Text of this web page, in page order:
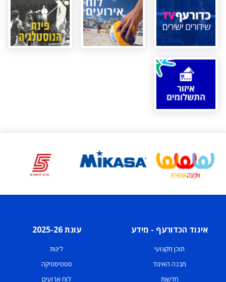
איגוד הכדורעף - מידע
תוכן מקצועי
מבנה האיגוד
חדשות
עונת 2025-26
ליגות
סטטיסטיקה
לוח ארועים